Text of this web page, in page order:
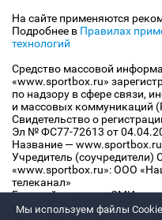
На сайте применяются
Подробнее в Правилах
технологий
Средство массовой
«www.sportbox.ru»
по надзору в сфере связи,
и массовых коммуникаций
Свидетельство о
Эл № ФС77-72613 от
Название — www.sportbox.ru
Учредитель (соучредители)
«www.sportbox.ru»: ООО
телеканал»
Главный редактор СМИ
Конов В.А.
Мы используем файлы Сookie